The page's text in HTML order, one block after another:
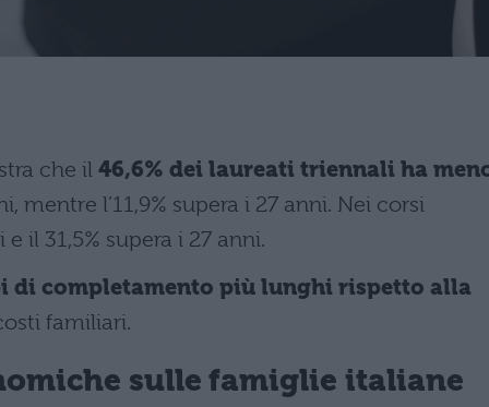
che il 46,6% dei laureati triennali ha
mentre l’11,9% supera i 27 anni. Nei corsi
il 31,5% supera i 27 anni.
di completamento più lunghi rispetto alla
familiari.
sulle famiglie italiane